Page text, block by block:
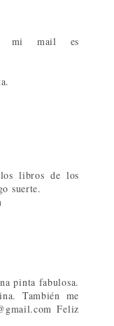
mi mail es
libros de los
suerte.
pinta fabulosa.
También me
Feliz